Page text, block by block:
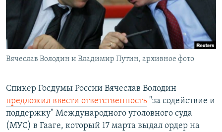
ПОБЕДИТЕЛЕЙ НЕ СУДЯТ?
КРЫМ.НЕПОКОРЕННЫЙ
ELIFBE
УКРАИНСКАЯ ПРОБЛЕМА КРЫМА
ПРИСОЕДИНЯЙТЕСЬ!
Вячеслав Володин и Владимир Путин, архивное фото
Спикер Госдумы России Вячеслав Володин
предложил ввести ответственность "за содействие и
поддержку" Международного уголовного суда
(МУС) в Гааге, который 17 марта выдал ордер на